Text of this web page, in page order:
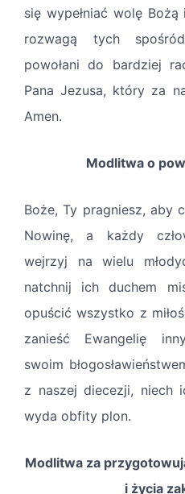
się wypełniać wolę
rozwagą tych
powołani do bardziej
Pana Jezusa, który za
Amen.
Modlitwa o
Boże, Ty pragniesz, aby
Nowinę, a każdy
wejrzyj na wielu
natchnij ich duchem
opuścić wszystko z
zanieść Ewangelię
swoim
z naszej diecezji, niech
wyda obfity plon.
Modlitwa za
i życia